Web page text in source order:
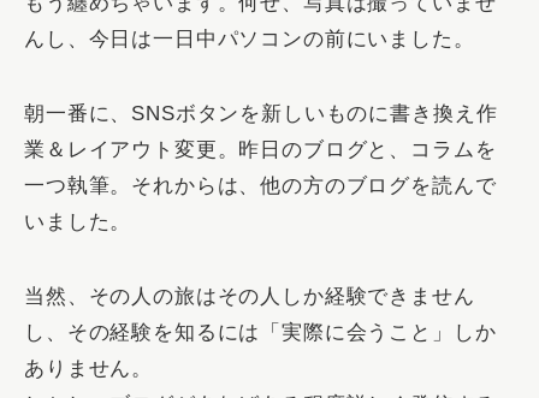
んし、今日は一日中パソコンの前にいました。
朝一番に、SNSボタンを新しいものに書き換え作
業＆レイアウト変更。昨日のブログと、コラムを
一つ執筆。それからは、他の方のブログを読んで
いました。
当然、その人の旅はその人しか経験できません
し、その経験を知るには「実際に会うこと 」しか
ありません。